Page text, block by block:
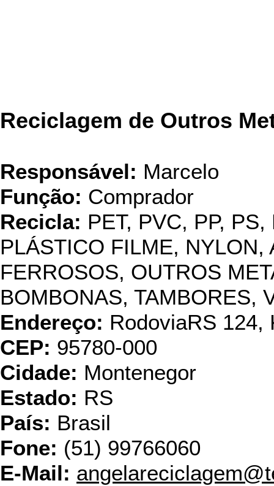
Reciclagem de Outros
Responsável: Marcelo
Função: Comprador
Recicla: PET, PVC, PP,
PLÁSTICO FILME, NYLON,
FERROSOS, OUTROS
BOMBONAS, TAMBORES,
Endereço: RodoviaRS 124,
CEP: 95780-000
Cidade: Montenegor
Estado: RS
País: Brasil
Fone: (51) 99766060
E-Mail: